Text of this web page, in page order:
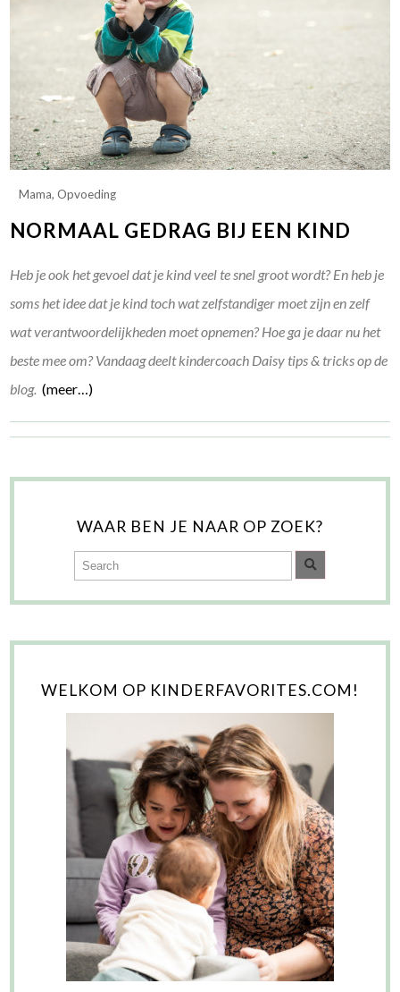
Mama,Opvoeding
NORMAAL GEDRAG BIJ EEN KIND
Heb je ook het gevoel dat je kind veel te snel groot wordt? En heb je
soms het idee dat je kind toch wat zelfstandiger moet zijn en zelf
wat verantwoordelijkheden moet opnemen? Hoe ga je daar nu het
beste mee om? Vandaag deelt kindercoach Daisy tips & tricks op de
blog. (meer…)
WAAR BEN JE NAAR OP ZOEK?
WELKOM OP KINDERFAVORITES.COM!